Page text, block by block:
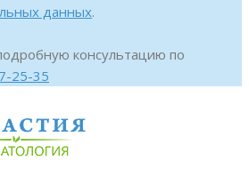
данных.
консультацию по
25-35